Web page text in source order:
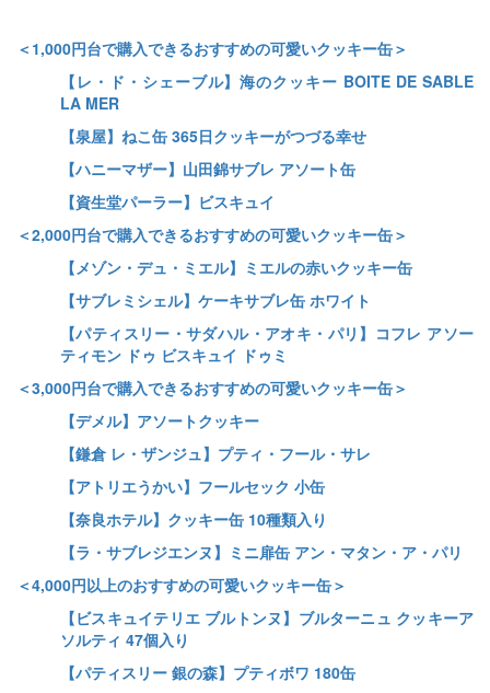
＜1,000円台で購入できるおすすめの可愛いクッキー缶＞
【レ・ド・シェーブル】海のクッキー BOITE DE SABLE
LA MER
【泉屋】ねこ缶 365日クッキーがつづる幸せ
【ハニーマザー】山田錦サブレ アソート缶
【資生堂パーラー】ビスキュイ
＜2,000円台で購入できるおすすめの可愛いクッキー缶＞
【メゾン・デュ・ミエル】ミエルの赤いクッキー缶
【サブレミシェル】ケーキサブレ缶 ホワイト
【パティスリー・サダハル・アオキ・パリ】コフレ アソー
ティモン ドゥ ビスキュイ ドゥミ
＜3,000円台で購入できるおすすめの可愛いクッキー缶＞
【デメル】アソートクッキー
【鎌倉 レ・ザンジュ】プティ・フール・サレ
【アトリエうかい】フールセック 小缶
【奈良ホテル】クッキー缶 10種類入り
【ラ・サブレジエンヌ】ミニ扉缶 アン・マタン・ア・パリ
＜4,000円以上のおすすめの可愛いクッキー缶＞
【ビスキュイテリエ ブルトンヌ】ブルターニュ クッキーア
ソルティ 47個入り
【パティスリー 銀の森】プティボワ 180缶